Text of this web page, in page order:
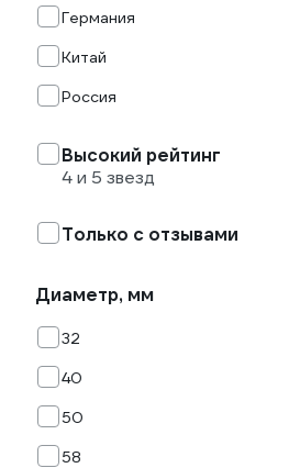
Германия
Китай
Россия
Высокий рейтинг
4 и 5 звезд
Только с отзывами
Диаметр, мм
32
40
50
58